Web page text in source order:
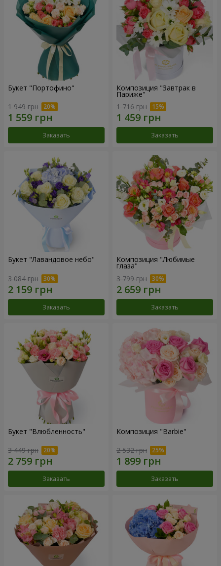
Букет "Портофино"
1 949 грн
Заказать
Композиция "Завтрак в
Париже"
1 716 грн
Заказать
Букет "Лавандовое небо"
3 084 грн
Заказать
Композиция "Любимые
глаза"
3 799 грн
Заказать
Букет "Влюбленность"
3 449 грн
Заказать
Композиция "Barbie"
2 532 грн
Заказать